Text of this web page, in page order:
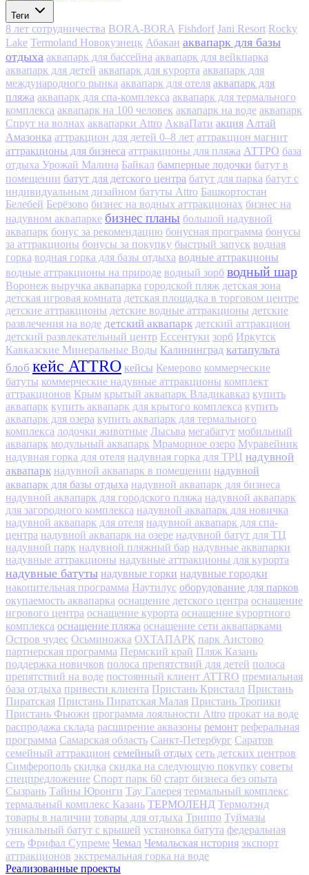
Теги
8 лет сотрудничества BORA-BORA Fishdorf Jani Resort Rocky
Lake Termoland Новокузнецк Абакан аквапарк для базы
отдыха аквапарк для бассейна аквапарк для вейкпарка
аквапарк для детей аквапарк для курорта аквапарк для
международного рынка аквапарк для отеля аквапарк для
пляжа аквапарк для спа-комплекса аквапарк для термального
комплекса аквапарк на 100 человек аквапарк на воде аквапарк
Спрут на волнах аквапарки Attro АкваПати акция Алтай
Амазонка аттракцион для детей 0–8 лет аттракцион магнит
аттракционы для бизнеса аттракционы для пляжа АТТРО база
отдыха Урожай Малина Байкал бамперные лодочки батут в
помещении батут для детского центра батут для парка батут с
индивидуальным дизайном батуты Attro Башкортостан
Белебей Берёзово бизнес на водных аттракционах бизнес на
надувном аквапарке бизнес планы большой надувной
аквапарк бонус за рекомендацию бонусная программа бонусы
за аттракционы бонусы за покупку быстрый запуск водная
горка водная горка для базы отдыха водные аттракционы
водные аттракционы на природе водный зорб водный шар
Воронеж выручка аквапарка городской пляж детская зона
детская игровая комната детская площадка в торговом центре
детские аттракционы детские водные аттракционы детские
развлечения на воде детский аквапарк детский аттракцион
детский развлекательный центр Ессентуки зорб Иркутск
Кавказские Минеральные Воды Калининград катапульта
блоб кейс ATTRO кейсы Кемерово коммерческие
батуты коммерческие надувные аттракционы комплект
аттракционов Крым крытый аквапарк Владикавказ купить
аквапарк купить аквапарк для крытого комплекса купить
аквапарк для озера купить аквапарк для термального
комплекса лодочки животные Лысьва мегабатут мобильный
аквапарк модульный аквапарк Мраморное озеро Муравейник
надувная горка для отеля надувная горка для ТРЦ надувной
аквапарк надувной аквапарк в помещении надувной
аквапарк для базы отдыха надувной аквапарк для бизнеса
надувной аквапарк для городского пляжа надувной аквапарк
для загородного комплекса надувной аквапарк для новичка
надувной аквапарк для отеля надувной аквапарк для спа-
центра надувной аквапарк на озере надувной батут для ТЦ
надувной парк надувной пляжный бар надувные аквапарки
надувные аттракционы надувные аттракционы для курорта
надувные батуты надувные горки надувные городки
накопительная программа Наутилус оборудование для парков
окупаемость аквапарка оснащение детского центра оснащение
игрового центра оснащение курорта оснащение курортного
комплекса оснащение пляжа оснащение сети аквапарками
Остров чудес Осьминожка ОХТАПАРК парк Аистово
партнерская программа Пермский край Пляж Казань
поддержка новичков полоса препятствий для детей полоса
препятствий на воде постоянный клиент ATTRO премиальная
база отдыха привести клиента Пристань Кристалл Пристань
Пиратская Пристань Пиратская Малая Пристань Тропики
Пристань Фьюжн программа лояльности Attro прокат на воде
распродажа склада расширение аквазоны ремонт реферальная
программа Самарская область Санкт-Петербург Саратов
семейный аттракцион семейный отдых сеть детских центров
Симферополь скидка скидка на следующую покупку советы
спецпредложение Спорт парк 60 старт бизнеса без опыта
Сызрань Тайны Юронги Тау Галерея термальный комплекс
термальный комплекс Казань ТЕРМОЛЕНД Термолэнд
товары в наличии товары для отдыха Триппо Туймазы
уникальный батут с крышей установка батута федеральная
сеть Фрифал Супреме Чемал Чемальская история экспорт
аттракционов экстремальная горка на воде
Реализованные проекты